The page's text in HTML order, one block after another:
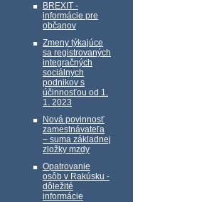
BREXIT -
informácie pre
občanov
Zmeny týkajúce
sa registrovaných
integračných
sociálnych
podnikov s
účinnosťou od 1.
1. 2023
Nová povinnosť
zamestnávateľa
– suma základnej
zložky mzdy
Opatrovanie
osôb v Rakúsku -
dôležité
informácie